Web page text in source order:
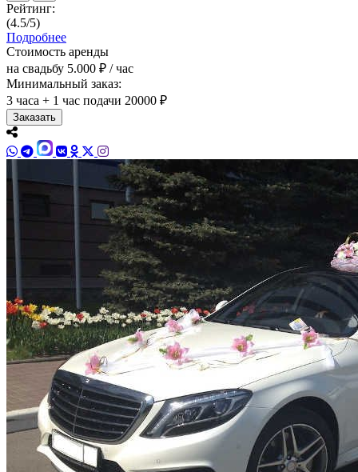
Рейтинг:
(4.5/5)
Подробнее
Стоимость аренды
на свадьбу 5.000 ₽ / час
Минимальный заказ:
3 часа + 1 час подачи 20000 ₽
Заказать